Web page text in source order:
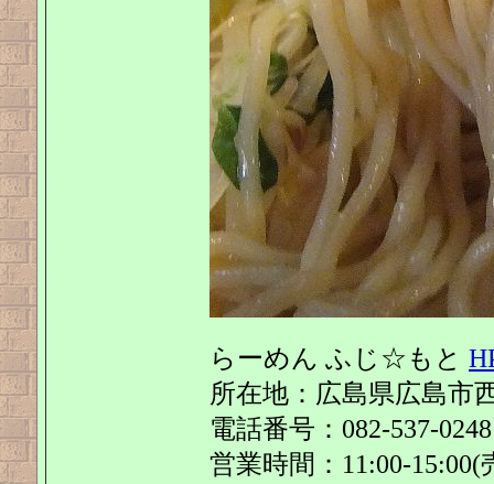
らーめん ふじ☆もと
所在地：広島県広島市
電話番号：082-537-0248
営業時間：11:00-15:00(